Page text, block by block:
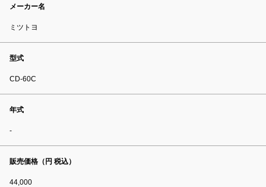
メーカー名
ミツトヨ
型式
CD-60C
年式
-
販売価格（円 税込）
44,000